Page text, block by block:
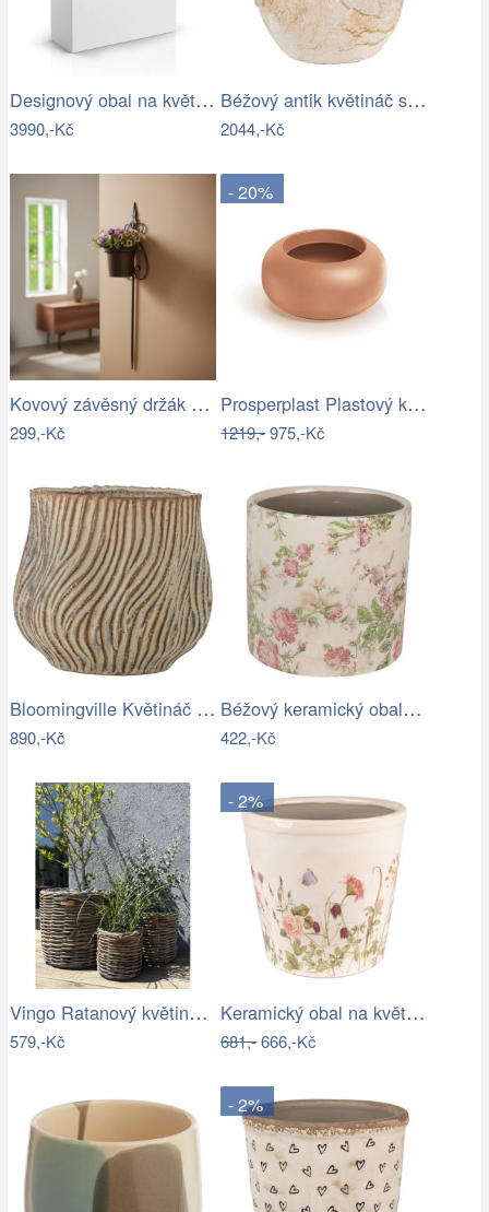
Designový obal na květináče LONG SLIM…
3990,-Kč
Béžový antik květináč slepička Farm…
2044,-Kč
Kovový závěsný držák na květináč
299,-Kč
- 20%
Prosperplast Plastový květináč Ulpo…
1219,-975,-Kč
Bloomingville Květináč Dua Ø 19 cm
890,-Kč
Béžový keramický obal na květináč s…
422,-Kč
Vingo Ratanový květináč - kulatý…
579,-Kč
- 2%
Keramický obal na květináč s lučními…
681,-666,-Kč
- 2%